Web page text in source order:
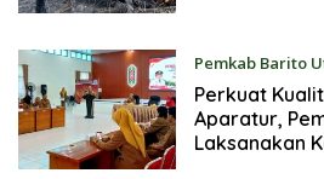
Pemkab Barito
Perkuat
Aparatur,
Laksanakan